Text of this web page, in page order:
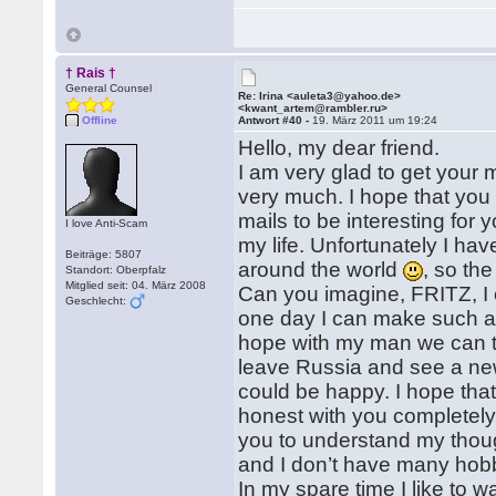
† Rais †
General Counsel
Offline
I love Anti-Scam
Beiträge: 5807
Standort: Oberpfalz
Mitglied seit: 04. März 2008
Geschlecht:
Re: Irina <auleta3@yahoo.de>
<kwant_artem@rambler.ru>
Antwort #40 - 19. März 2011 um 19:24
Hello, my dear friend.
I am very glad to get your
very much. I hope that
mails to be interesting for
my life. Unfortunately I
around the world
, so
Can you imagine, FRITZ,
one day I can make such
hope with my man we can
leave Russia and see a
could be happy. I hope
honest with you
you to understand my
and I don’t have many
In my spare time I like to